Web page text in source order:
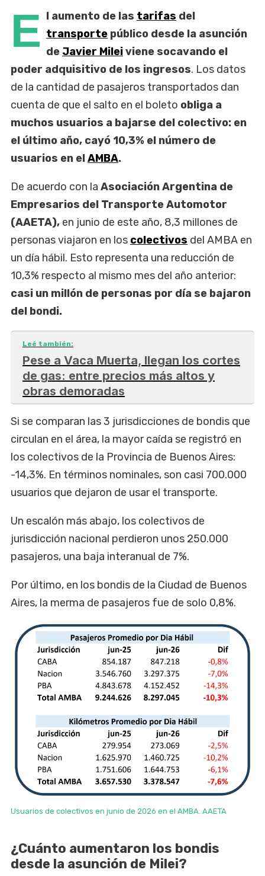
E l aumento de las tarifas del
transporte público desde la asunción
de Javier Mileiviene socavando el
poder adquisitivo de los ingresos. Los datos
de la cantidad de pasajeros transportados dan
cuenta de que el salto en el boleto obliga a
muchos usuarios a bajarse del colectivo: en
el último año, cayó 10,3% el número de
usuarios en elAMBA.
De acuerdo con la Asociación Argentina de
Empresarios del Transporte Automotor
(AAETA), en junio de este año, 8,3 millones de
personas viajaron en los colectivos del AMBA en
un día hábil. Esto representa una reducción de
10,3% respecto al mismo mes del año anterior:
casi un millón de personas por día se bajaron
del bondi.
Leé también:
Pese a Vaca Muerta, llegan los cortes
de gas: entre precios más altos y
obras demoradas
Si se comparan las 3 jurisdicciones de bondis que
circulan en el área, la mayor caída se registró en
los colectivos de la Provincia de Buenos Aires:
-14,3%. En términos nominales, son casi 700.000
usuarios que dejaron de usar el transporte.
Un escalón más abajo, los colectivos de
jurisdicción nacional perdieron unos 250.000
pasajeros, una baja interanual de 7%.
Por último, en los bondis de la Ciudad de Buenos
Aires, la merma de pasajeros fue de solo 0,8%.
Usuarios de colectivos en junio de 2026 en el AMBA. AAETA
¿Cuánto aumentaron los bondis
desde la asunción de Milei?